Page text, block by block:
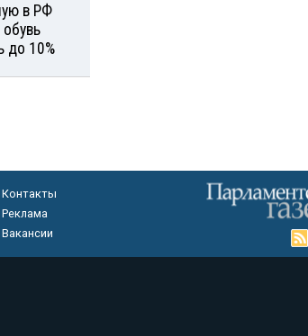
в РФ
до 10%
Контакты
Реклама
Вакансии